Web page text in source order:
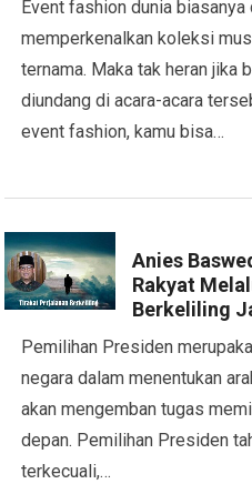
Event fashion dunia
memperkenalkan koleksi
ternama. Maka tak heran jika
diundang di acara-acara
event fashion, kamu bisa…
Anies
Rakyat
Berkeliling
Pemilihan Presiden
negara dalam menentukan
akan mengemban tugas
depan. Pemilihan Presiden
terkecuali,…